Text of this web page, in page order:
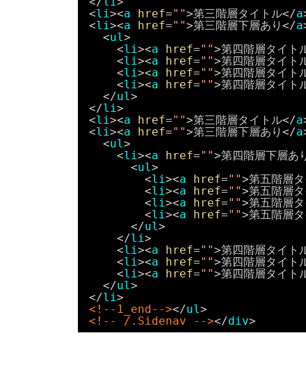
<li><a href="">第三階層タイトル</a
<li><a href="">第三階層下層あり</a
<ul>
<li><a href="">第四階層タイト
<li><a href="">第四階層タイト
<li><a href="">第四階層タイト
<li><a href="">第四階層タイト
</ul>
</li>
<li><a href="">第三階層タイトル</a
<li><a href="">第三階層下層あり</a
<ul>
<li><a href="">第四階層下層あ
<ul>
<li><a href="">第五階層
<li><a href="">第五階層
<li><a href="">第五階層
<li><a href="">第五階層
</ul>
</li>
<li><a href="">第四階層タイト
<li><a href="">第四階層タイト
<li><a href="">第四階層タイト
</ul>
</li>
<!--1_end--></ul>
<!-- /.Sidenav --></div>